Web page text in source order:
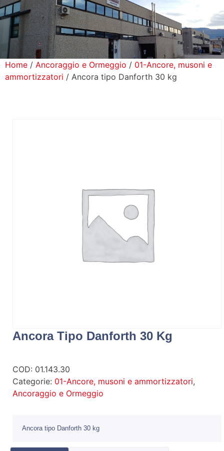
Prodotti
Home / Ancoraggio e Ormeggio / 01-Ancore, musoni e
ammortizzatori / Ancora tipo Danforth 30 kg
Ancora Tipo Danforth 30 Kg
COD: 01.143.30
Categorie: 01-Ancore, musoni e ammortizzatori,
Ancoraggio e Ormeggio
Ancora tipo Danforth 30 kg